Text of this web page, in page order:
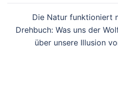
Die Natur funktioniert
Drehbuch: Was uns der
über unsere Illusion